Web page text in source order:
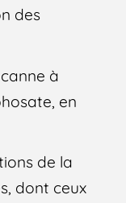
des
à
en
de la
dont ceux